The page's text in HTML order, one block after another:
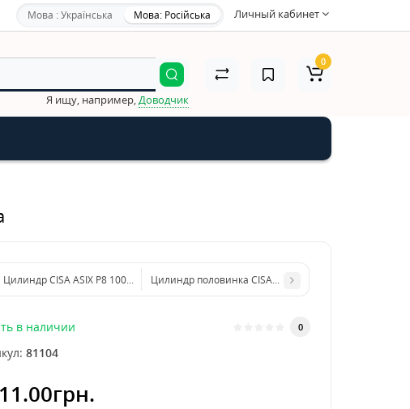
Личный кабинет
Мова : Українська Мова: Російська
Я ищу, например, Доводчик
0
Цилиндр CISA ASIX P8 100 (30*70) никель матовый 3 ключа
Цилиндр половинка CISA ASIX P8 60 (50*10) никель
в наличии 0
81104